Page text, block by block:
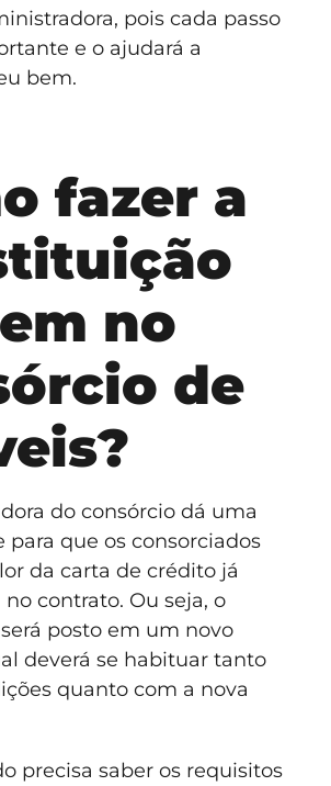
pois cada passo
e o ajudará a
bem.
fazer a
no
de
do consórcio dá uma
para que os consorciados
da carta de crédito já
contrato. Ou seja, o
posto em um novo
deverá se habituar tanto
quanto com a nova
precisa saber os requisitos